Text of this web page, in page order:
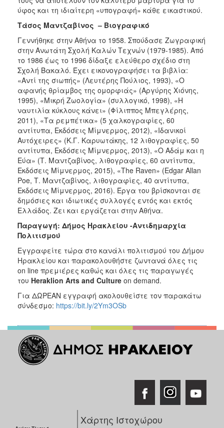
ύφος και τη ιδιαίτερη «υπογραφή» κάθε εικαστικού.
Τάσος Μαντζαβίνος – Βιογραφικό
Γεννήθηκε στην Αθήνα το 1958. Σπούδασε Ζωγραφική
στην Ανωτάτη Σχολή Καλών Τεχνών (1979-1985). Από
το 1986 έως το 1996 δίδαξε ελεύθερο σχέδιο στη
Σχολή Βακαλό. Έχει εικονογραφήσει τα βιβλία:
«Αντί της σιωπής» (Λευτέρης Πούλιος, 1993), «Ο
αφανής θρίαμβος της ομορφιάς» (Αργύρης Χιόνης,
1995), «Μικρή Ζωολογία» (συλλογικό, 1998), «Η
ναυτιλία κύκλους κάνει» (Φίλιππος Μπεγλέρης,
2011), «Τα ρεμπέτικα» (5 χαλκογραφίες, 60
αντίτυπα, Εκδόσεις Μίμνερμος, 2012), «Ιδανικοί
Αυτόχειρες» (Κ.Γ. Καρυωτάκης, 12 λιθογραφίες, 50
αντίτυπα, Εκδόσεις Μίμνερμος, 2013), «Ο Αδάμ και η
Εύα» (Τ. Μαντζαβίνος, λιθογραφίες, 60 αντίτυπα,
Εκδόσεις Μίμνερμος, 2015), «The Raven» (Edgar Allan
Poe, Τ. Μαντζαβίνος, λιθογραφίες, 40 αντίτυπα,
Εκδόσεις Μίμνερμος, 2016). Έργα του βρίσκονται σε
δημόσιες και ιδιωτικές συλλογές εντός και εκτός
Ελλάδος. Ζει και εργάζεται στην Αθήνα.
Παραγωγή: Δήμος Ηρακλείου -Αντιδημαρχία
Πολιτισμού
Εγγραφείτε τώρα στο κανάλι πολιτισμού του Δήμου
Ηρακλείου και παρακολουθήστε ζωντανά όλες τις
on line πρεμιέρες καθώς και όλες τις παραγωγές
του Heraklion Arts and Culture on demand.
Για ΔΩΡΕΑΝ εγγραφή ακολουθείστε τον παρακάτω
σύνδεσμο: https://bit.ly/2Ym3OSb
Χάρτης Ιστοχώρου